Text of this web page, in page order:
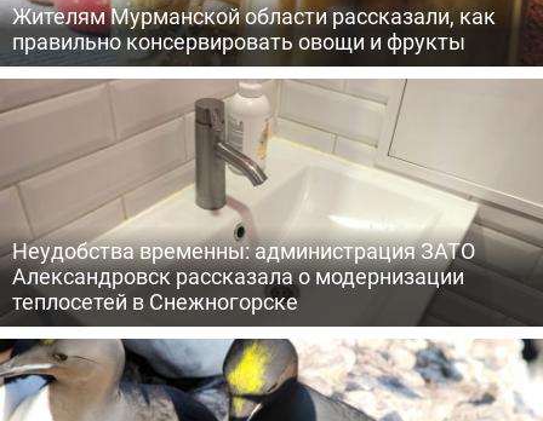
Жителям Мурманской области рассказали, как
правильно консервировать овощи и фрукты
Неудобства временны: администрация ЗАТО
Александровск рассказала о модернизации
теплосетей в Снежногорске